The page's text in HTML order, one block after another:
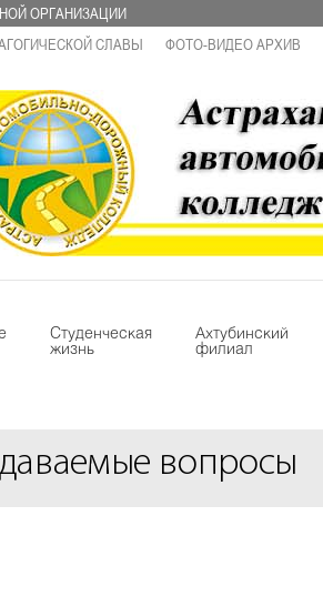
ОРГАНИЗАЦИИ
СЛАВЫ ФОТО-ВИДЕО АРХИВ
Студенческая
жизнь
Ахтубинский
филиал
вопросы